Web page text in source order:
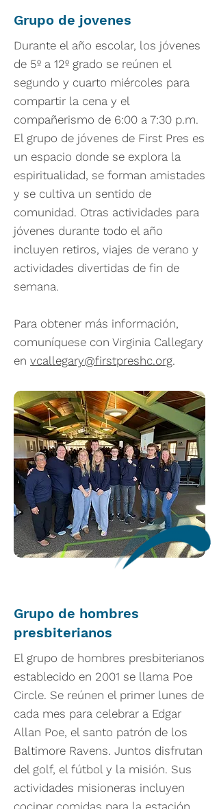
Grupo de jovenes
Durante el año escolar, los jóvenes
de 5º a 12º grado se reúnen el
segundo y cuarto miércoles para
compartir la cena y el
compañerismo de 6:00 a 7:30 p.m.
El grupo de jóvenes de First Pres es
un espacio donde se explora la
espiritualidad, se forman amistades
y se cultiva un sentido de
comunidad. Otras actividades para
jóvenes durante todo el año
incluyen retiros, viajes de verano y
actividades divertidas de fin de
semana.
Para obtener más información,
comuníquese con Virginia Callegary
en vcallegary@firstpreshc.org.
Grupo de hombres
presbiterianos
El grupo de hombres presbiterianos
establecido en 2001 se llama Poe
Circle. Se reúnen el primer lunes de
cada mes para celebrar a Edgar
Allan Poe, el santo patrón de los
Baltimore Ravens. Juntos disfrutan
del golf, el fútbol y la misión. Sus
actividades misioneras incluyen
cocinar comidas para la estación